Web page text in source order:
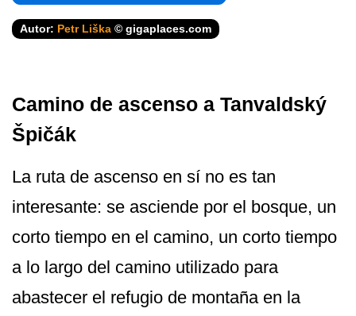
Autor: Petr Liška © gigaplaces.com
Camino de ascenso a Tanvaldský
Špičák
La ruta de ascenso en sí no es tan
interesante: se asciende por el bosque, un
corto tiempo en el camino, un corto tiempo
a lo largo del camino utilizado para
abastecer el refugio de montaña en la